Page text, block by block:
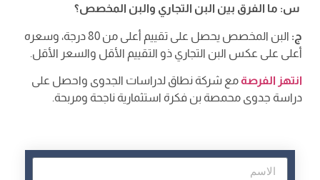
س: ما الفرق بين البن التجاري والبن المخصص؟
ج:
البن المخصص يحصل على تقييم أعلى من 80 درجة، وسعره
أعلى على عكس البن التجاري ذو التقييم الأقل والسعر الأقل.
انتهز الفرصة مع شركة نطاق لدراسات الجدوى واحصل على
دراسة جدوى محمصة بن فكرة استثمارية ناجحة ومربحة.